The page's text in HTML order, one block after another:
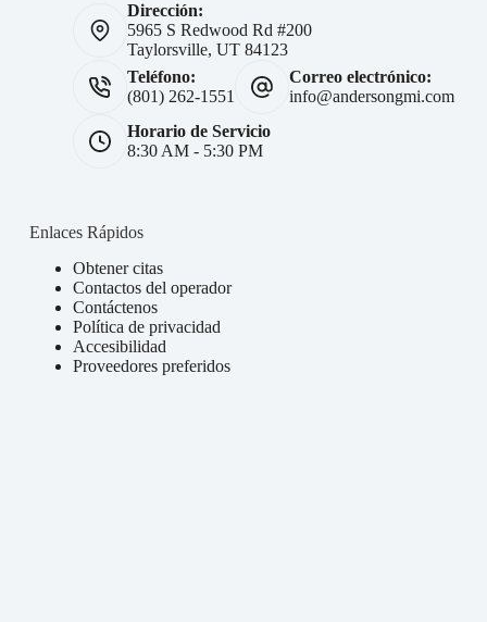
Dirección:
5965 S Redwood Rd #200
Taylorsville, UT 84123
Teléfono:
(801) 262-1551
Correo electrónico:
info@andersongmi.com
Horario de Servicio
8:30 AM - 5:30 PM
Enlaces Rápidos
Obtener citas
Contactos del operador
Contáctenos
Política de privacidad
Accesibilidad
Proveedores preferidos